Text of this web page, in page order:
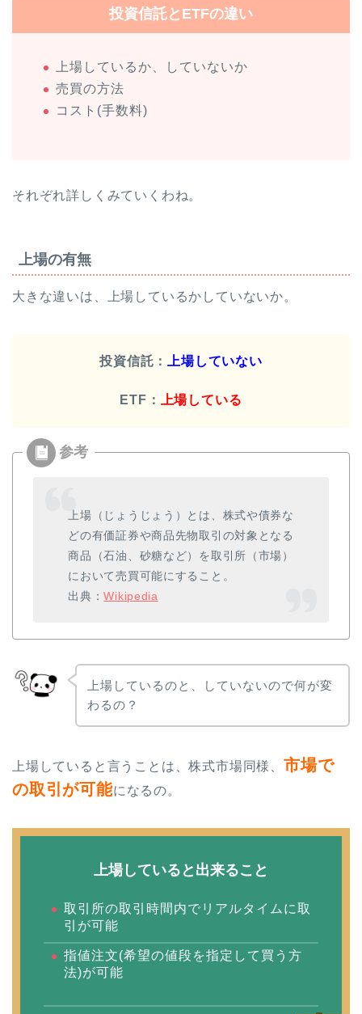
投資信託とETFの違い
上場しているか、していないか
売買の方法
コスト(手数料)
それぞれ詳しくみていくわね。
上場の有無
大きな違いは、上場しているかしていないか。
投資信託：上場していない
ETF： 上場している
上場（じょうじょう）とは、株式や債券な
どの有価証券や商品先物取引の対象となる
商品（石油、砂糖など）を取引所（市場）
において売買可能にすること。
出典：Wikipedia
上場しているのと、していないので何が変
わるの？
上場していると言うことは、株式市場同様、 市場で
の取引が可能になるの。
上場していると出来ること
取引所の取引時間内でリアルタイムに取
引が可能
指値注文(希望の値段を指定して買う方
法)が可能